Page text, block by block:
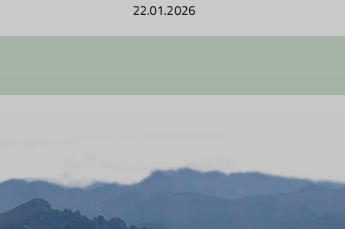
22.01.2026